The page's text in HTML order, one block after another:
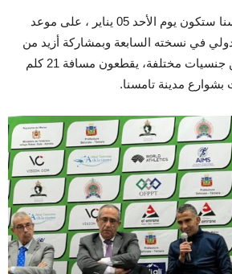
يشار إلى أن مدينة تامسنا ستكون يوم الأحد 05 يناير ، على موعد
في نسخته السابعة وبمشاركة أزيد من
5 آلاف عداء وعداءة من جنسيات مختلفة، يقطعون مسافة 21 كلم
مدينة تامسنا.